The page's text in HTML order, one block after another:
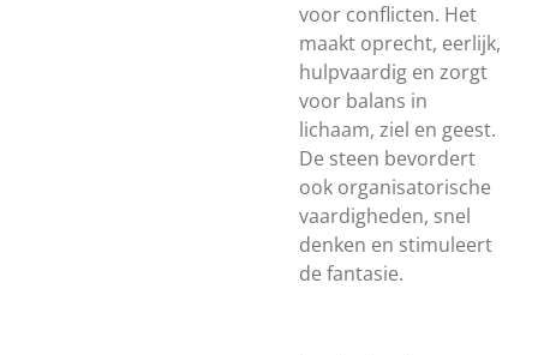
voor conflicten. Het
maakt oprecht, eerlijk,
hulpvaardig en zorgt
voor balans in
lichaam, ziel en geest.
De steen bevordert
ook organisatorische
vaardigheden, snel
denken en stimuleert
de fantasie.